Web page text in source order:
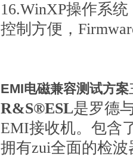
16.WinXP操作系
控制方便，
EMI电磁兼容测试方案
R&S®ESL是罗德
EMI接收机。包含
拥有zui全面的检